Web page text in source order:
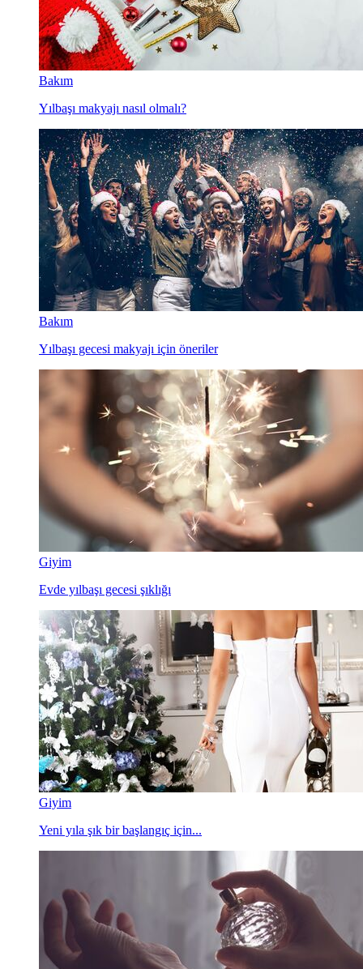
Bakım
Yılbaşı makyajı nasıl olmalı?
Bakım
Yılbaşı gecesi makyajı için öneriler
Giyim
Evde yılbaşı gecesi şıklığı
Giyim
Yeni yıla şık bir başlangıç için...